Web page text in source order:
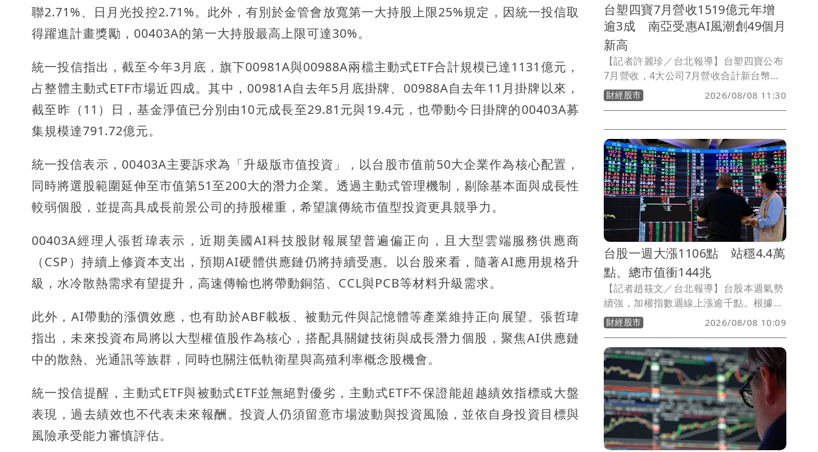
聯2.71%、日月光投控2.71%。此外，有別於金管會放寬第一大持股上限25%規定，因統一投信取
得躍進計畫獎勵，00403A的第一大持股最高上限可達30%。
統一投信指出，截至今年3月底，旗下00981A與00988A兩檔主動式ETF合計規模已達1131億元，
占整體主動式ETF市場近四成。其中，00981A自去年5月底掛牌、00988A自去年11月掛牌以來，
截至昨（11）日，基金淨值已分別由10元成長至29.81元與19.4元，也帶動今日掛牌的00403A募
集規模達791.72億元。
統一投信表示，00403A主要訴求為「升級版市值投資」，以台股市值前50大企業作為核心配置，
同時將選股範圍延伸至市值第51至200大的潛力企業。透過主動式管理機制，剔除基本面與成長性
較弱個股，並提高具成長前景公司的持股權重，希望讓傳統市值型投資更具競爭力。
00403A經理人張哲瑋表示，近期美國AI科技股財報展望普遍偏正向，且大型雲端服務供應商
（CSP）持續上修資本支出，預期AI硬體供應鏈仍將持續受惠。以台股來看，隨著AI應用規格升
級，水冷散熱需求有望提升，高速傳輸也將帶動銅箔、CCL與PCB等材料升級需求。
此外，AI帶動的漲價效應，也有助於ABF載板、被動元件與記憶體等產業維持正向展望。張哲瑋
指出，未來投資布局將以大型權值股作為核心，搭配具關鍵技術與成長潛力個股，聚焦AI供應鏈
中的散熱、光通訊等族群，同時也關注低軌衛星與高殖利率概念股機會。
統一投信提醒，主動式ETF與被動式ETF並無絕對優劣，主動式ETF不保證能超越績效指標或大盤
表現，過去績效也不代表未來報酬。投資人仍須留意市場波動與投資風險，並依自身投資目標與
風險承受能力審慎評估。
台塑四寶7月營收1519億元年增
逾3成 南亞受惠AI風潮創49個月
新高
【記者許麗珍／台北報導】台塑四寶公布
7月營收，4大公司7月營收合計新台幣
1519.55億元，月增14.7%，年增
31.5%。在石化、電子材料價量助攻下，
亞受惠AI風潮帶動電子材料價量齊揚，月
增12.7％，年增44.5％，7月營收創下近
49個月新高。
財經股市 2026/08/08 11:30
台股一週大漲1106點 站穩4.4萬
點、總市值衝144兆
【記者趙筱文／台北報導】台股本週氣勢
續強，加權指數週線上漲逾千點。根據臺
灣證券交易所統計，8月7日加權指數收在
44,225.91點，較7月31日的43,119.75點
上漲1,106.16點，單週漲幅約2.57%；全
體上市公司總市值同步攀升至144兆
5,568.14億元，一週增加逾3.7兆元，增
幅約2.63%。
財經股市 2026/08/08 10:09